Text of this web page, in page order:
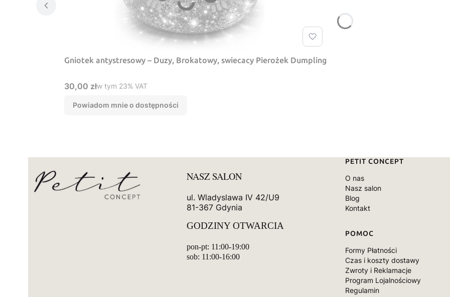
Gniotek antystresowy – Duzy, Brokatowy, swiecacy Pierożek Dumpling
Cena brutto
30,00 złw tym %s VAT
w tym 23% VAT
Powiadom mnie o dostępności
NASZ SALON
ul. Wladyslawa IV 42/U9
81-367 Gdynia
GODZINY OTWARCIA
pon-pt: 11:00-19:00
sob: 11:00-16:00
Linki w stopce
PETIT CONCEPT
O nas
Nasz salon
Blog
Kontakt
POMOC
Formy Płatności
Czas i koszty dostawy
Zwroty i Reklamacje
Program Lojalnościowy
Regulamin